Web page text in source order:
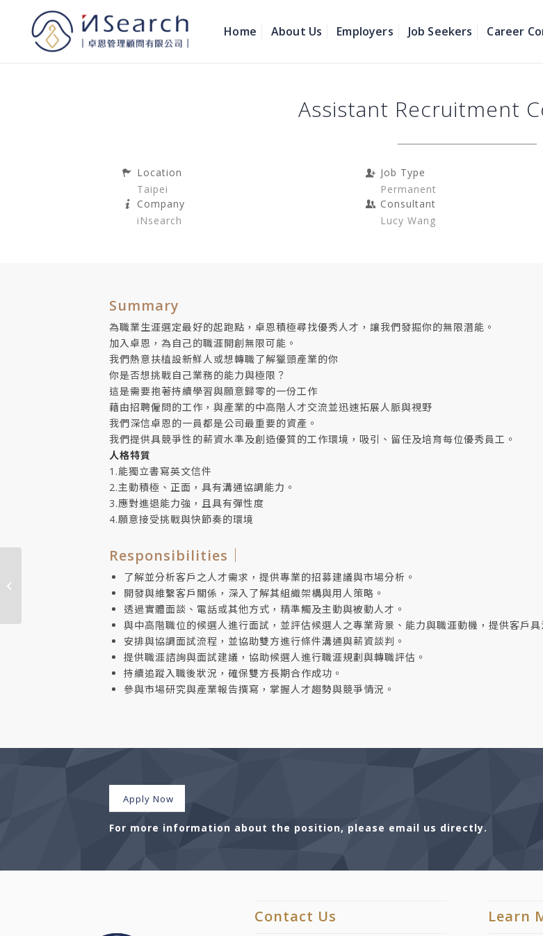
Home About Us Employers Job Seekers Career
Assistant Recruitment
Location
Taipei
Company
iNsearch
Job Type
Permanent
Consultant
Lucy Wang
Summary
為職業生涯選定最好的起跑點，卓恩積極尋找優秀人才，讓我們發掘你的無限潛能。
加入卓恩，為自己的職涯開創無限可能。
我們熱意扶植設新鮮人或想轉職了解獵頭產業的你
你是否想挑戰自己業務的能力與極限？
這是需要抱著持續學習與願意歸零的一份工作
藉由招聘僱問的工作，與產業的中高階人才交流並迅速拓展人脈與視野
我們深信卓恩的一員都是公司最重要的資產。
我們提供具競爭性的薪資水準及創造優質的工作環境，吸引、留任及培育每位優秀員工。
人格特質
1.能獨立書寫英文信件
2.主動積極、正面，具有溝通協調能力。
3.應對進退能力強，且具有彈性度
4.願意接受挑戰與快節奏的環境
Responsibilities｜
了解並分析客戶之人才需求，提供專業的招募建議與市場分析。
開發與維繫客戶關係，深入了解其組織架構與用人策略。
透過實體面談、電話或其他方式，精準觸及主動與被動人才。
與中高階職位的候選人進行面試，並評估候選人之專業背景、能力與職涯動機，提供客戶具
安排與協調面試流程，並協助雙方進行條件溝通與薪資談判。
提供職涯諮詢與面試建議，協助候選人進行職涯規劃與轉職評估。
持續追蹤入職後狀況，確保雙方長期合作成功。
參與市場研究與產業報告撰寫，掌握人才趨勢與競爭情況。
Apply Now
For more information about the position, please email us directly.
Contact Us Learn